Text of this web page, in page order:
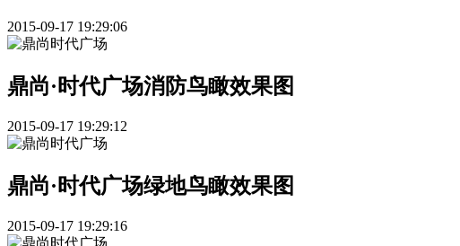
2015-09-17 19:29:06
鼎尚·时代广场消防鸟瞰效果图
2015-09-17 19:29:12
鼎尚·时代广场绿地鸟瞰效果图
2015-09-17 19:29:16